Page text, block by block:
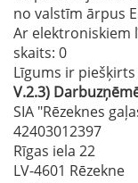
no valstīm ārpus
Ar elektroniskiem
skaits: 0
Līgums ir
V.2.3)
SIA "Rēzeknes
42403012397
Rīgas iela 22
LV-4601 Rēzekne